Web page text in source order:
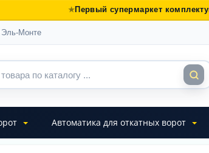
Первый супермаркет
Монте
Автоматика для откатных ворот